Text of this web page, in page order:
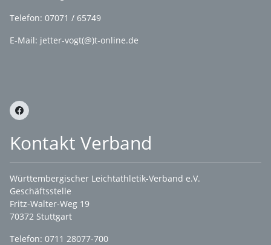
Telefon: 07071 / 65749
E-Mail: jetter-vogt(@)t-online.de
Kontakt Verband
Württembergischer Leichtathletik-Verband e.V.
Geschäftsstelle
Fritz-Walter-Weg 19
70372 Stuttgart
Telefon: 0711 28077-700